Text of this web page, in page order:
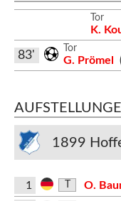
Tor
K.
Tor
G. Prömel
83'
1899
1
O.